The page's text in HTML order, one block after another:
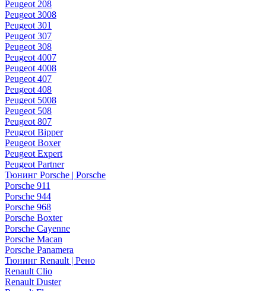
Peugeot 208
Peugeot 3008
Peugeot 301
Peugeot 307
Peugeot 308
Peugeot 4007
Peugeot 4008
Peugeot 407
Peugeot 408
Peugeot 5008
Peugeot 508
Peugeot 807
Peugeot Bipper
Peugeot Boxer
Peugeot Expert
Peugeot Partner
Тюнинг Porsche | Porsche
Porsche 911
Porsche 944
Porsche 968
Porsche Boxter
Porsche Cayenne
Porsche Macan
Porsche Panamera
Тюнинг Renault | Рено
Renault Clio
Renault Duster